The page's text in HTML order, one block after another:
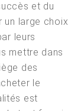
et du
un large choix
leurs
mettre dans
des
le
est